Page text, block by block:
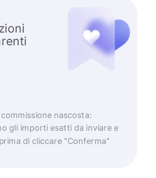
commissione nascosta:
gli importi esatti da inviare e
di cliccare "Conferma"